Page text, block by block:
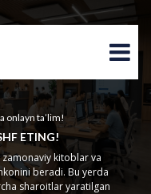
onlayn ta’lim!
ETING!
kitoblar va
beradi. Bu yerda
sharoitlar yaratilgan